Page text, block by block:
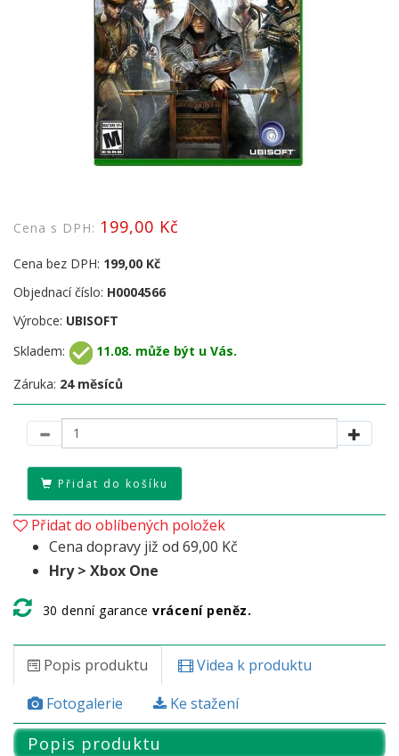
Cena s DPH: 199,00 Kč
Cena bez DPH: 199,00 Kč
Objednací číslo: H0004566
Výrobce: UBISOFT
Skladem:
11.08. může být u Vás.
Záruka: 24 měsíců
Přidat do košíku
Přidat do oblíbených položek
Cena dopravy již od 69,00 Kč
Hry > Xbox One
30 denní garance vrácení peněz.
Popis produktu
Videa k produktu
Fotogalerie
Ke stažení
Popis produktu